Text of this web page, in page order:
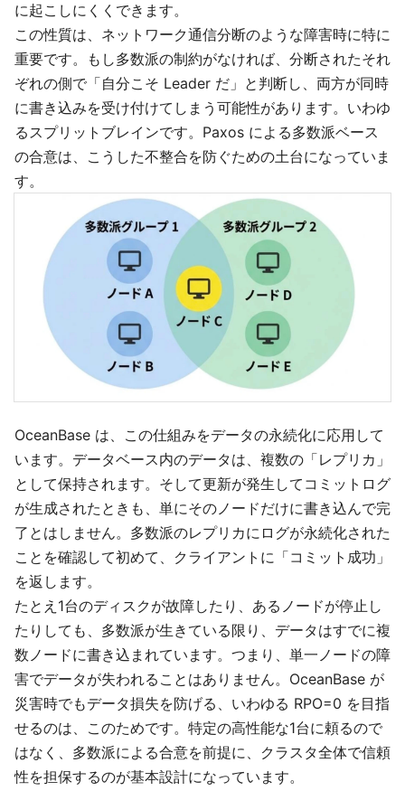
に起こしにくくできます。
この性質は、ネットワーク通信分断のような障害時に特に
重要です。もし多数派の制約がなければ、分断されたそれ
ぞれの側で「自分こそ Leader だ」と判断し、両方が同時
に書き込みを受け付けてしまう可能性があります。いわゆ
るスプリットブレインです。Paxos による多数派ベース
の合意は、こうした不整合を防ぐための土台になっていま
す。
OceanBase は、この仕組みをデータの永続化に応用して
います。データベース内のデータは、複数の「レプリカ」
として保持されます。そして更新が発生してコミットログ
が生成されたときも、単にそのノードだけに書き込んで完
了とはしません。多数派のレプリカにログが永続化された
ことを確認して初めて、クライアントに「コミット成功」
を返します。
たとえ1台のディスクが故障したり、あるノードが停止し
たりしても、多数派が生きている限り、データはすでに複
数ノードに書き込まれています。つまり、単一ノードの障
害でデータが失われることはありません。OceanBase が
災害時でもデータ損失を防げる、いわゆる RPO=0 を目指
せるのは、このためです。特定の高性能な1台に頼るので
はなく、多数派による合意を前提に、クラスタ全体で信頼
性を担保するのが基本設計になっています。